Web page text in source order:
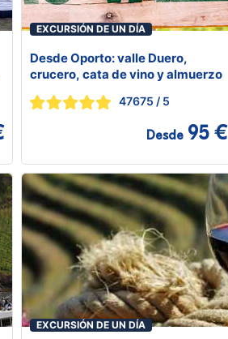
EXCURSIÓN DE UN DÍA
Desde Oporto: valle Duero,
crucero, cata de vino y almuerzo
47675 / 5
Desde 95 €
EXCURSIÓN DE UN DÍA